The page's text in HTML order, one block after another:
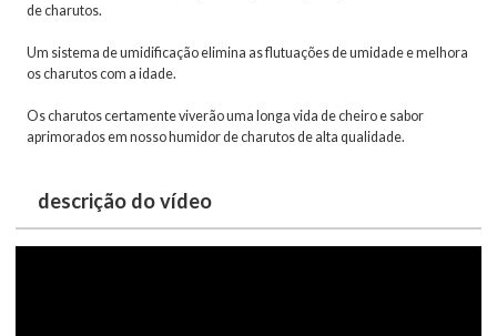
de charutos.
Um sistema de umidificação elimina as flutuações de umidade e melhora
os charutos com a idade.
Os charutos certamente viverão uma longa vida de cheiro e sabor
aprimorados em nosso humidor de charutos de alta qualidade.
descrição do vídeo